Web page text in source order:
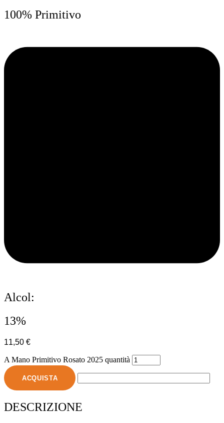
100% Primitivo
Alcol:
13%
11,50 €
A Mano Primitivo Rosato 2025 quantità
ACQUISTA
DESCRIZIONE